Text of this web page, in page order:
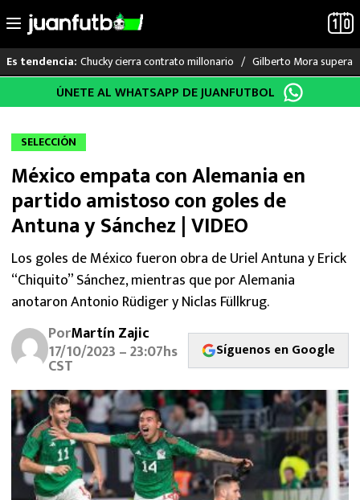
al
Es tendencia: Chucky cierra contrato millonario Gilberto Mora supera
LO ÚLTIMO
LIGA MX
RAYADOS
PUMAS
ATLANTE
SELECCIÓN MEXICANA
FUTBOL INTERNACIONAL
MEXICANOS EN EL EXTRANJERO
FUTBOL ESTUFA
FÓRMULA 1
BOXEO
ÚNETE AL WHATSAPP DE JUANFUTBOL
SELECCIÓN
México empata con Alemania en
partido amistoso con goles de
Antuna y Sánchez | VIDEO
Los goles de México fueron obra de Uriel Antuna y Erick
“Chiquito” Sánchez, mientras que por Alemania
anotaron Antonio Rüdiger y Niclas Füllkrug.
PorMartín Zajic
17/10/2023 – 23:07hs
CST
Síguenos en Google